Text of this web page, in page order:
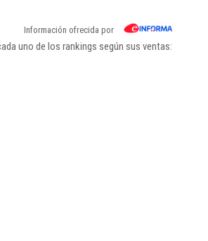
Información ofrecida por
uno de los rankings según sus ventas: